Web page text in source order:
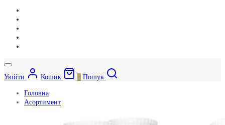
Увійти Кошик Пошук
Головна
Асортимент